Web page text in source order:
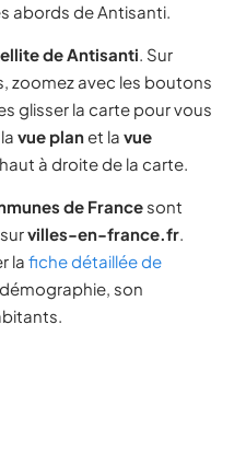
abords de Antisanti.
de Antisanti. Sur
zoomez avec les boutons
glisser la carte pour vous
vue planet la vue
à droite de la carte.
de France sont
villes-en-france.fr.
la fiche détaillée de
son